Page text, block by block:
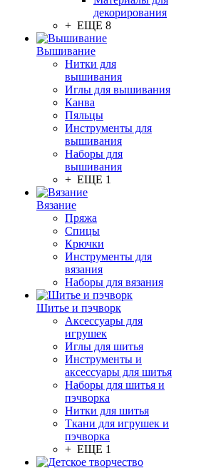
декорирования
+ ЕЩЕ 8
Вышивание
Нитки для
вышивания
Иглы для вышивания
Канва
Пяльцы
Инструменты для
вышивания
Наборы для
вышивания
+ ЕЩЕ 1
Вязание
Пряжа
Спицы
Крючки
Инструменты для
вязания
Наборы для вязания
Шитье и пэчворк
Аксессуары для
игрушек
Иглы для шитья
Инструменты и
аксессуары для шитья
Наборы для шитья и
пэчворка
Нитки для шитья
Ткани для игрушек и
пэчворка
+ ЕЩЕ 1